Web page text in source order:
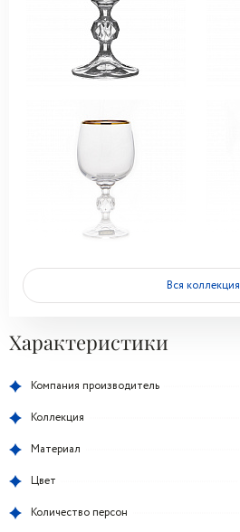
Вся коллекция
Характеристики
Компания производитель
Коллекция
Материал
Цвет
Количество персон